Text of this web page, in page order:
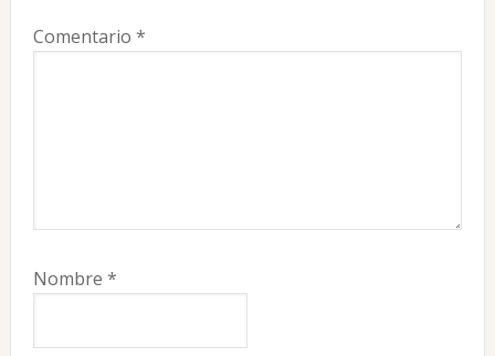
Comentario *
Nombre *